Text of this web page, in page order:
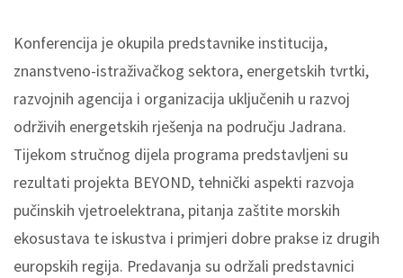
Konferencija je okupila predstavnike institucija,
znanstveno-istraživačkog sektora, energetskih tvrtki,
razvojnih agencija i organizacija uključenih u razvoj
održivih energetskih rješenja na području Jadrana.
Tijekom stručnog dijela programa predstavljeni su
rezultati projekta BEYOND, tehnički aspekti razvoja
pučinskih vjetroelektrana, pitanja zaštite morskih
ekosustava te iskustva i primjeri dobre prakse iz drugih
europskih regija. Predavanja su održali predstavnici